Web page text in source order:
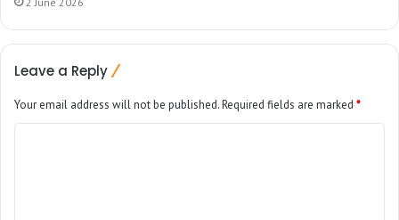
Leave a Reply
Your email address will not be published.Required fields are marked *